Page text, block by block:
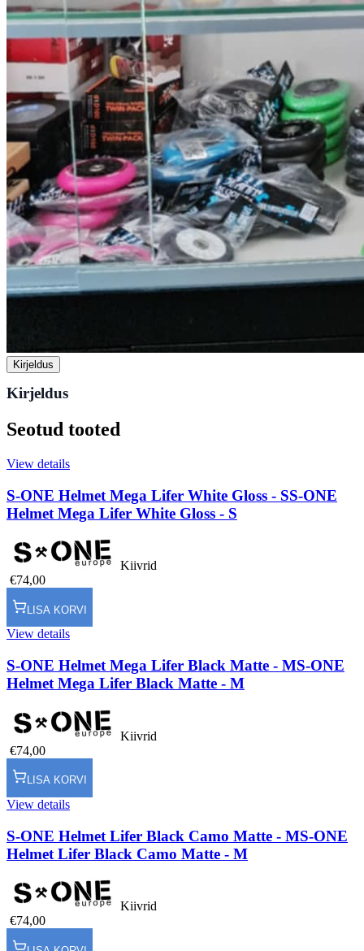
Kirjeldus
Kirjeldus
Seotud tooted
View details
S-ONE Helmet Mega Lifer White Gloss - SS-ONE
Helmet Mega Lifer White Gloss - S
Kiivrid
€74,00
LISA KORVI
View details
S-ONE Helmet Mega Lifer Black Matte - MS-ONE
Helmet Mega Lifer Black Matte - M
Kiivrid
€74,00
LISA KORVI
View details
S-ONE Helmet Lifer Black Camo Matte - MS-ONE
Helmet Lifer Black Camo Matte - M
Kiivrid
€74,00